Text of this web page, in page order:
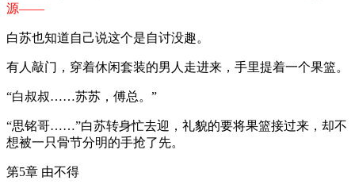
源—​​​​—​​​​
白苏也知道自己说这个是自讨没趣。
有人敲门，穿着休闲套装的男人走进来，手里提着一个果篮。
“白叔叔……苏苏，傅总。”
“思铭哥……”白苏转身忙去迎，礼貌的要将果篮接过来，却不
想被一只骨节分明的手抢了先。
第5章 由不得